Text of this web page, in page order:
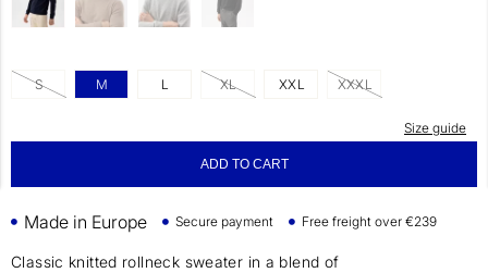
S M L XL XXL XXXL
Size guide
ADD TO CART
Made in Europe Secure payment Free freight over €239
Classic knitted rollneck sweater in a blend of